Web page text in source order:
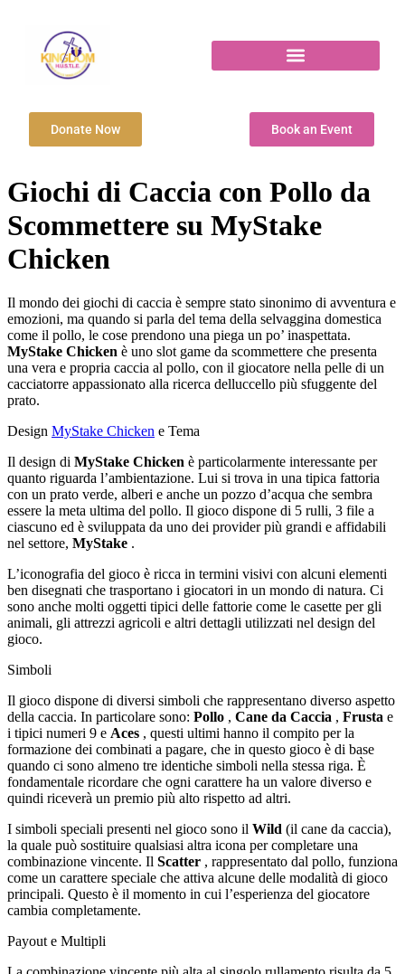
Donate Now Book an Event
Giochi di Caccia con Pollo da
Scommettere su MyStake
Chicken
Il mondo dei giochi di caccia è sempre stato sinonimo di avventura e
emozioni, ma quando si parla del tema della selvaggina domestica
come il pollo, le cose prendono una piega un po’ inaspettata.
MyStake Chicken è uno slot game da scommettere che presenta
una vera e propria caccia al pollo, con il giocatore nella pelle di un
cacciatorre appassionato alla ricerca delluccello più sfuggente del
prato.
Design MyStake Chicken e Tema
Il design di MyStake Chicken è particolarmente interessante per
quanto riguarda l’ambientazione. Lui si trova in una tipica fattoria
con un prato verde, alberi e anche un pozzo d’acqua che sembra
essere la meta ultima del pollo. Il gioco dispone di 5 rulli, 3 file a
ciascuno ed è sviluppata da uno dei provider più grandi e affidabili
nel settore, MyStake .
L’iconografia del gioco è ricca in termini visivi con alcuni elementi
ben disegnati che trasportano i giocatori in un mondo di natura. Ci
sono anche molti oggetti tipici delle fattorie come le casette per gli
animali, gli attrezzi agricoli e altri dettagli utilizzati nel design del
gioco.
Simboli
Il gioco dispone di diversi simboli che rappresentano diverso aspetto
della caccia. In particolare sono: Pollo , Cane da Caccia , Frusta e
i tipici numeri 9 e Aces , questi ultimi hanno il compito per la
formazione dei combinati a pagare, che in questo gioco è di base
quando ci sono almeno tre identiche simboli nella stessa riga. È
fondamentale ricordare che ogni carattere ha un valore diverso e
quindi riceverà un premio più alto rispetto ad altri.
I simboli speciali presenti nel gioco sono il Wild (il cane da caccia),
la quale può sostituire qualsiasi altra icona per completare una
combinazione vincente. Il Scatter , rappresentato dal pollo, funziona
come un carattere speciale che attiva alcune delle modalità di gioco
principali. Questo è il momento in cui l’esperienza del giocatore
cambia completamente.
Payout e Multipli